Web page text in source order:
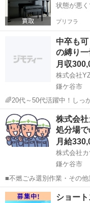
状態が悪
プリフラ
中卒も
の縛り一
月収
株式会社
鎌ケ谷市
🌈20代～50代活躍中！しっ
を実現✨／ 【お仕事内容】 車両部品の製造補助スタッフを募集しま
す！ 難しい作業は一切ナシ！稼げるお
（台...
千葉 鎌ケ谷市 機械
株式会
処分場で
月給
株式会社
鎌ケ谷市
■不燃ごみ選別作業・その
月 月給260,000円 ■月～金
千葉 鎌ケ谷市 その
ショー